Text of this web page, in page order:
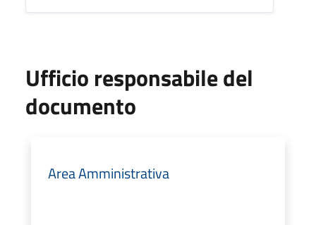
Ufficio responsabile del
documento
Area Amministrativa